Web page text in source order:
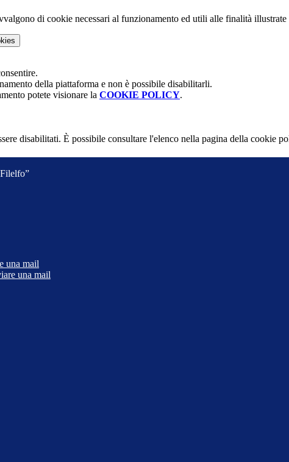
di cookie necessari al funzionamento ed utili alle finalità illustrate
della piattaforma e non è possibile disabilitarli.
potete visionare la COOKIE POLICY.
disabilitati. È possibile consultare l'elenco nella pagina della cookie
una mail
una mail